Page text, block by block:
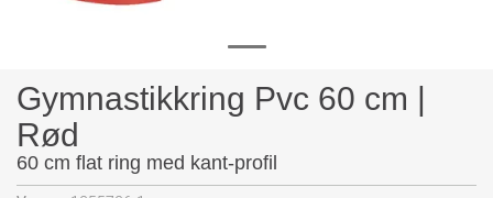
Gymnastikkring Pvc 60 cm |
Rød
60 cm flat ring med kant-profil